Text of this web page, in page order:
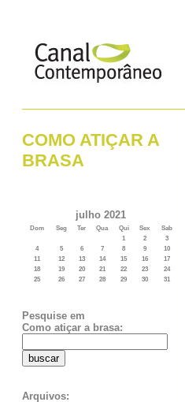
COMO ATIÇAR A
BRASA
julho 2021
Dom Seg Ter Qua Qui Sex
Sab
1
2
3
4
5 6 7 8 9
10
11
12 13 14 15 16
17
18
19 20 21 22 23
24
25
26 27 28 29 30 31
Pesquise em
Como atiçar a brasa:
Arquivos: